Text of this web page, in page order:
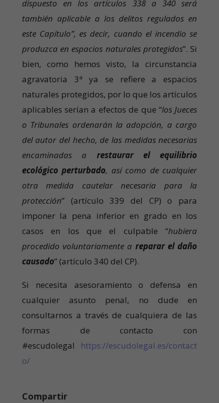
dispuesto en los artículos 338 a 340 será
también aplicable a los delitos regulados en
este Capítulo”, es decir, cuando el incendio se
produzca en espacios naturales protegidos”. Si
bien, como hemos visto, la circunstancia
agravatoria 3ª ya se refiere a espacios
naturales protegidos, por lo que los artículos
aplicables serían a efectos de que “los Jueces
o Tribunales ordenarán la adopción, a cargo
del autor del hecho, de las medidas necesarias
encaminadas a restaurar el equilibrio
ecológico perturbado, así como de cualquier
otra medida cautelar necesaria para la
protección” (artículo 339 del CP) o para
imponer la pena inferior en grado en los
casos en los que el culpable “hubiera
procedido voluntariamente a reparar el daño
causado” (artículo 340 del CP).
Si necesita asesoramiento o defensa en
cualquier asunto penal, no dude en
consultarnos a través de cualquiera de las
formas de contacto con
#escudolegal https://escudolegal.es/contact
o/
Compartir